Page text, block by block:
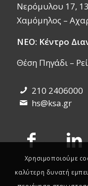
Νερόμυλου 17,
Χαμόμηλος –
ΝΕΟ: Κέντρο
Θέση Πηγάδι –
210 2406000
hs@ksa.gr
Χρησιμοποιούμε
καλύτερη δυνατή